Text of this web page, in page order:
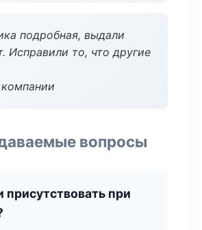
подробная, выдали
Исправили то, что другие
вопросы
при